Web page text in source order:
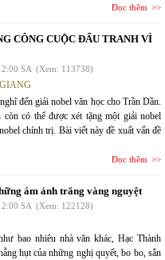
Đọc thêm
CÔNG CUỘC ĐẤU TRANH VÌ
SA (Xem: 113738)
đến giải nobel văn học cho Trần Dần.
còn có thể được xét tặng một giải nobel
chính trị. Bài viết này đề xuất vấn đề
Đọc thêm
ám ảnh trăng vàng nguyệt
SA (Xem: 122128)
bao nhiêu nhà văn khác, Hạc Thành
hụt của những nghị quyết, bo bo, sắn